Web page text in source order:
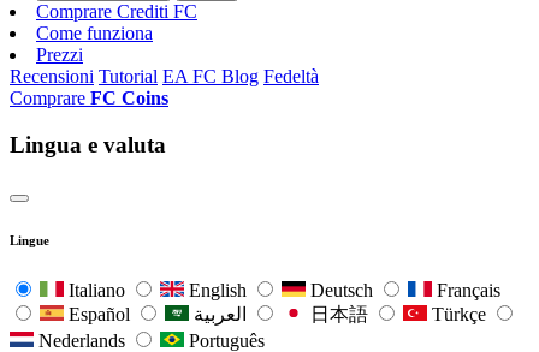
Comprare Crediti FC
Come funziona
Prezzi
Recensioni Tutorial EA FC Blog Fedeltà
Comprare FC Coins
Lingua e valuta
Lingue
Italiano English Deutsch
Français
Español
日本語
Türkçe
Nederlands
Português